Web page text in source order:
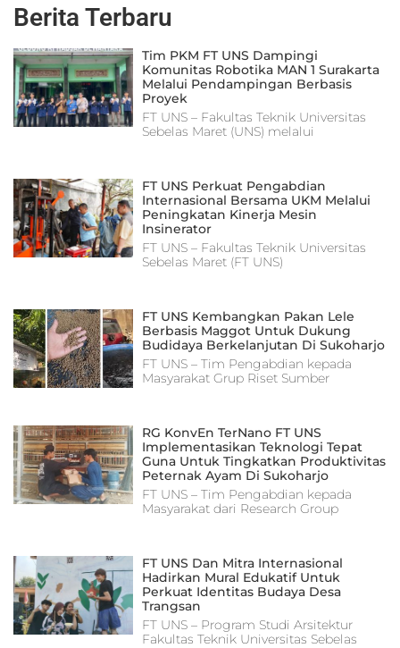
Berita Terbaru
Tim PKM FT UNS Dampingi
Komunitas Robotika MAN 1 Surakarta
Melalui Pendampingan Berbasis
Proyek
FT UNS – Fakultas Teknik Universitas
Sebelas Maret (UNS) melalui
FT UNS Perkuat Pengabdian
Internasional Bersama UKM Melalui
Peningkatan Kinerja Mesin
Insinerator
FT UNS – Fakultas Teknik Universitas
Sebelas Maret (FT UNS)
FT UNS Kembangkan Pakan Lele
Berbasis Maggot Untuk Dukung
Budidaya Berkelanjutan Di Sukoharjo
FT UNS – Tim Pengabdian kepada
Masyarakat Grup Riset Sumber
RG KonvEn TerNano FT UNS
Implementasikan Teknologi Tepat
Guna Untuk Tingkatkan Produktivitas
Peternak Ayam Di Sukoharjo
FT UNS – Tim Pengabdian kepada
Masyarakat dari Research Group
FT UNS Dan Mitra Internasional
Hadirkan Mural Edukatif Untuk
Perkuat Identitas Budaya Desa
Trangsan
FT UNS – Program Studi Arsitektur
Fakultas Teknik Universitas Sebelas